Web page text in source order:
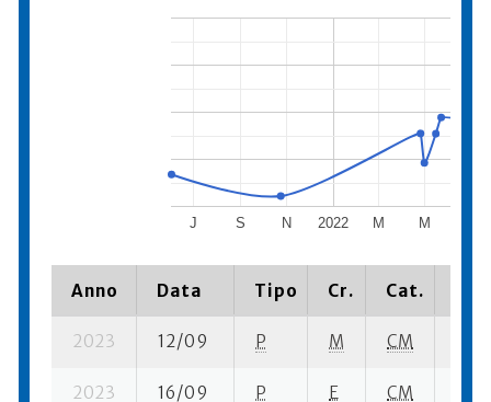
2022
J S N M M
Anno Data Tipo Cr. Cat.
2023 12/09 P M CM
2023 16/09 P E CM